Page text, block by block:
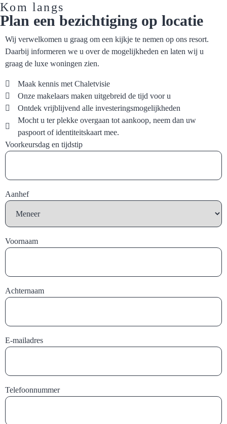
Kom langs
Plan een bezichtiging op locatie
Wij verwelkomen u graag om een kijkje te nemen op ons resort.
Daarbij informeren we u over de mogelijkheden en laten wij u
graag de luxe woningen zien.
Maak kennis met Chaletvisie
Onze makelaars maken uitgebreid de tijd voor u
Ontdek vrijblijvend alle investeringsmogelijkheden
Mocht u ter plekke overgaan tot aankoop, neem dan uw
paspoort of identiteitskaart mee.
Voorkeursdag en tijdstip
Aanhef
Voornaam
Achternaam
E-mailadres
Telefoonnummer